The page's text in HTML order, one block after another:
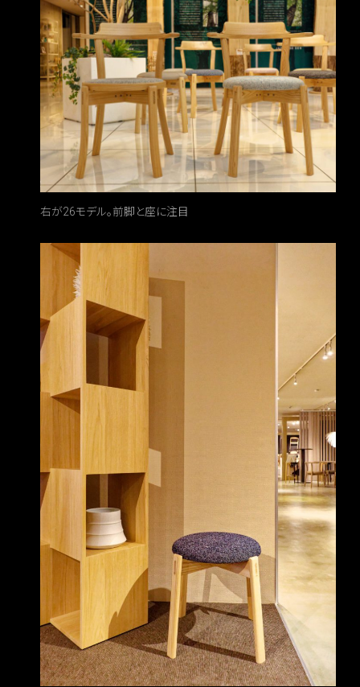
右が26モデル。前脚と座に注目